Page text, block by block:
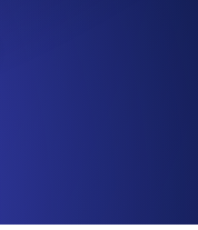
de certificados SSL y
empezar.
como YAML, JS y MCP